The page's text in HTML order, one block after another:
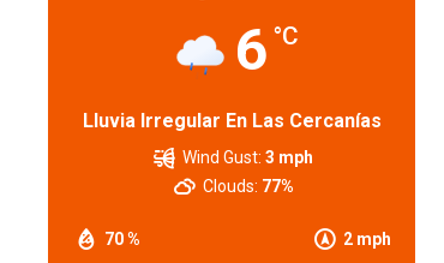
6 °C
Lluvia Irregular En Las Cercanías
70 % 2 mph
Wind Gust: 3 mph
Clouds: 77%